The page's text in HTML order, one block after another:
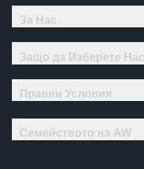
За Нас
Защо да Изберете
Правни Условия
Семейството на AW